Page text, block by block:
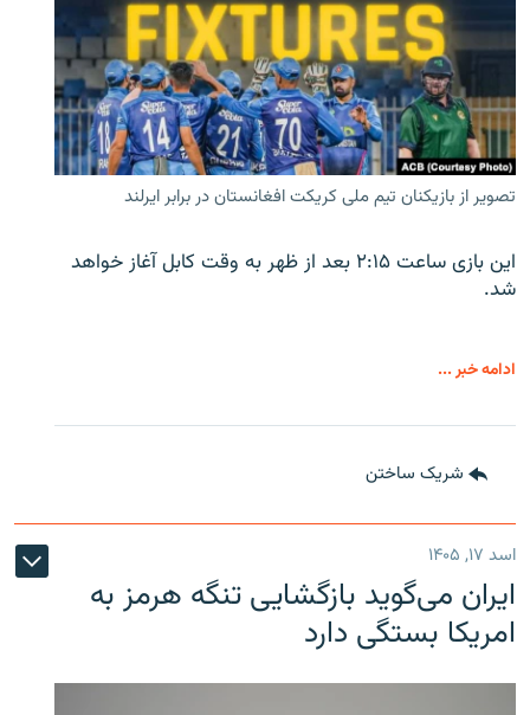
تصویر از بازیکنان تیم ملی کریکت افغانستان در برابر ایرلند
این بازی ساعت ۲:۱۵ بعد از ظهر به وقت کابل آغاز خواهد
شد.
ادامه خبر ...
شریک ساختن
اسد ۱۷, ۱۴۰۵
ایران می‌گوید بازگشایی تنگه هرمز به
امریکا بستگی دارد